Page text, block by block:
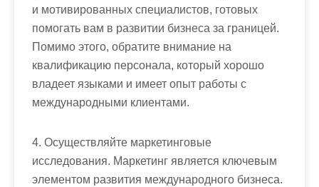
и мотивированных специалистов, готовых
помогать вам в развитии бизнеса за границей.
Помимо этого, обратите внимание на
квалификацию персонала, который хорошо
владеет языками и имеет опыт работы с
международными клиентами.
4. Осуществляйте маркетинговые
исследования. Маркетинг является ключевым
элементом развития международного бизнеса.